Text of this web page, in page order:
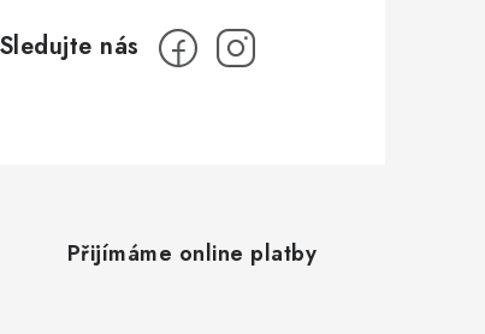
Přijímáme online platby